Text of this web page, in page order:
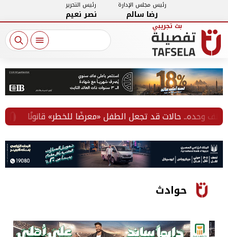
رئيس مجلس الإدارة
رضا سالم
رئيس التحرير
نصر نعيم
وحده.. حالات قد تجعل الطفل «معرضًا للخطر» قانونًا
حوادث